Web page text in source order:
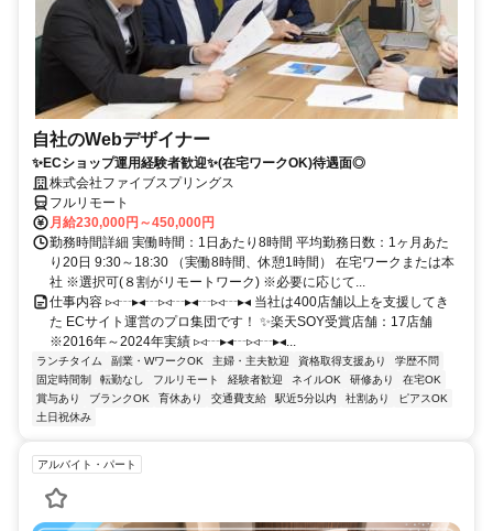
自社のWebデザイナー
✨ECショップ運用経験者歓迎✨(在宅ワークOK)待遇面◎
株式会社ファイブスプリングス
フルリモート
月給230,000円～450,000円
勤務時間詳細 実働時間：1日あたり8時間 平均勤務日数：1ヶ月あた
り20日 9:30～18:30 （実働8時間、休憩1時間） 在宅ワークまたは本
社 ※選択可(８割がリモートワーク) ※必要に応じて...
仕事内容 ▹◃┄▸◂┄▹◃┄▸◂┄▹◃┄▸◂ 当社は400店舗以上を支援してき
た ECサイト運営のプロ集団です！ ✨楽天SOY受賞店舗：17店舗
※2016年～2024年実績 ▹◃┄▸◂┄▹◃┄▸◂...
ランチタイム 副業・WワークOK 主婦・主夫歓迎 資格取得支援あり
学歴不問
固定時間制
転勤なし フルリモート 経験者歓迎 ネイルOK 研修あり
在宅OK
賞与あり
ブランクOK 育休あり 交通費支給 駅近5分以内 社割あり
ピアスOK
土日祝休み
アルバイト・パート